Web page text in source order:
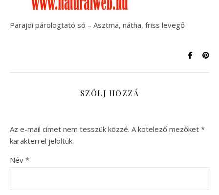
Parajdi párologtató só – Asztma, nátha, friss levegő
SZÓLJ HOZZÁ
Az e-mail címet nem tesszük közzé. A kötelező mezőket *
karakterrel jelöltük
Név *